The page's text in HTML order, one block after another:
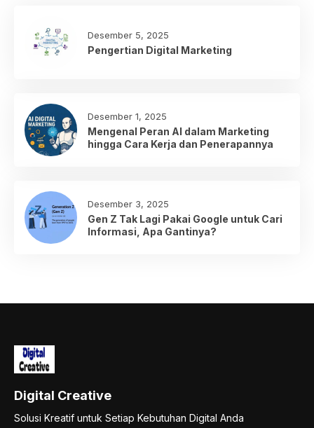
Desember 5, 2025
Pengertian Digital Marketing
Desember 1, 2025
Mengenal Peran AI dalam Marketing
hingga Cara Kerja dan Penerapannya
Desember 3, 2025
Gen Z Tak Lagi Pakai Google untuk Cari
Informasi, Apa Gantinya?
Digital Creative
Solusi Kreatif untuk Setiap Kebutuhan Digital Anda